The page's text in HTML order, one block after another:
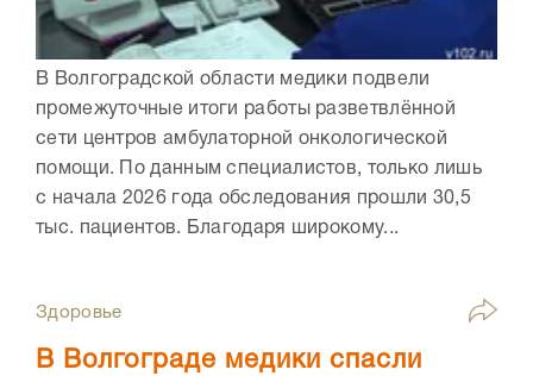
В Волгоградской области медики подвели
промежуточные итоги работы разветвлённой
сети центров амбулаторной онкологической
помощи. По данным специалистов, только лишь
с начала 2026 года обследования прошли 30,5
тыс. пациентов. Благодаря широкому...
Здоровье
В Волгограде медики спасли